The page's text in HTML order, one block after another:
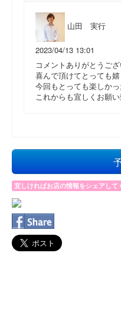
山田 実行
2023/04/13 13:01
コメントありがとうござ
喜んで頂けてとっても嬉
今回もとっても楽しかっ
これからも宜しくお願い
宜しければお店の情報をシェアして